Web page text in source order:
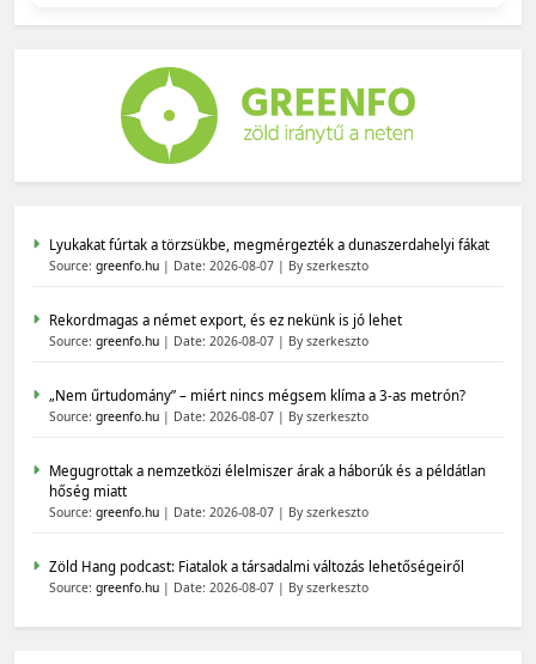
Lyukakat fúrtak a törzsükbe, megmérgezték a dunaszerdahelyi fákat
Source: greenfo.hu Date: 2026-08-07 By szerkeszto
Rekordmagas a német export, és ez nekünk is jó lehet
Source: greenfo.hu Date: 2026-08-07 By szerkeszto
„Nem űrtudomány” – miért nincs mégsem klíma a 3-as metrón?
Source: greenfo.hu Date: 2026-08-07 By szerkeszto
Megugrottak a nemzetközi élelmiszer árak a háborúk és a példátlan
hőség miatt
Source: greenfo.hu Date: 2026-08-07 By szerkeszto
Zöld Hang podcast: Fiatalok a társadalmi változás lehetőségeiről
Source: greenfo.hu Date: 2026-08-07 By szerkeszto